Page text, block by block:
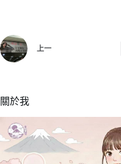
上一
關於我